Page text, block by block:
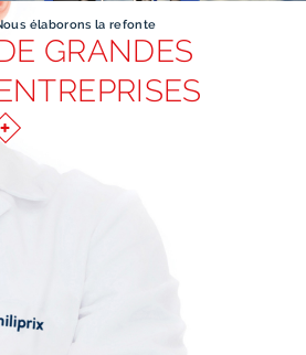
élaborons la refonte
GRANDES